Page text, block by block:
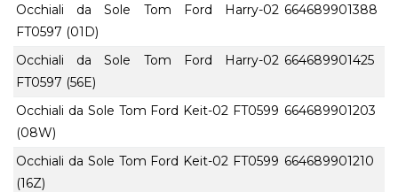
Occhiali da Sole Tom Ford Harry-02
FT0597 (01D)
664689901388
Occhiali da Sole Tom Ford Harry-02
FT0597 (56E)
664689901425
Occhiali da Sole Tom Ford Keit-02 FT0599
(08W)
664689901203
Occhiali da Sole Tom Ford Keit-02 FT0599
(16Z)
664689901210